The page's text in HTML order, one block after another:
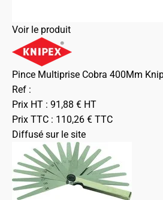
Voir le produit
Pince Multiprise Cobra 400Mm
Ref :
Prix HT : 91,88 € HT
Prix TTC : 110,26 € TTC
Diffusé sur le site